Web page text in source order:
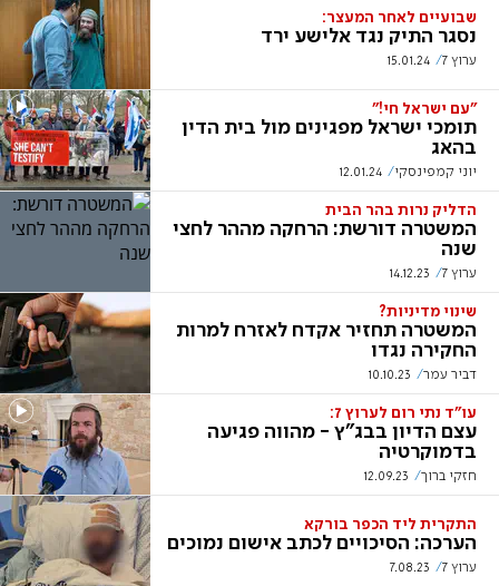
שבועיים לאחר המעצר:
נסגר התיק נגד אלישע ירד
ערוץ 7 15.01.24
"עם ישראל חי!"
תומכי ישראל מפגינים מול בית הדין
בהאג
יוני קמפינסקי 12.01.24
הדליק נרות בהר הבית
המשטרה דורשת: הרחקה מההר לחצי
שנה
ערוץ 7 14.12.23
שינוי מדיניות?
המשטרה תחזיר אקדח לאזרח למרות
החקירה נגדו
דביר עמר 10.10.23
עו"ד נתי רום לערוץ 7:
עצם הדיון בבג"ץ - מהווה פגיעה
בדמוקרטיה
חזקי ברוך 12.09.23
התקרית ליד הכפר בורקא
הערכה: הסיכויים לכתב אישום נמוכים
ערוץ 7 7.08.23